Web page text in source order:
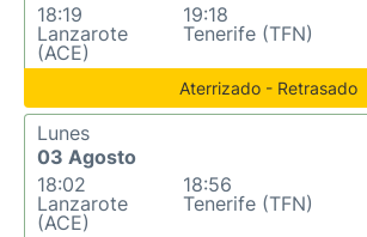
18:19
Lanzarote
(ACE)
19:18
Tenerife (TFN)
Aterrizado - Retrasado
Lunes
03 Agosto
18:02
Lanzarote
(ACE)
18:56
Tenerife (TFN)